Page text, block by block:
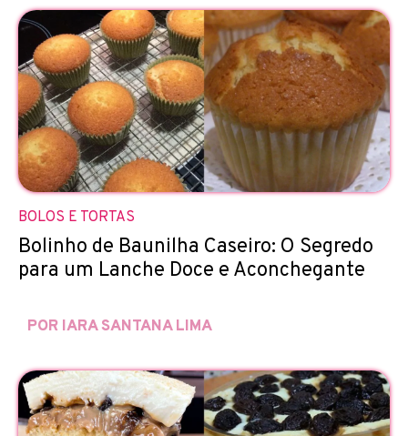
BOLOS E TORTAS
Bolinho de Baunilha Caseiro: O Segredo
para um Lanche Doce e Aconchegante
POR IARA SANTANA LIMA